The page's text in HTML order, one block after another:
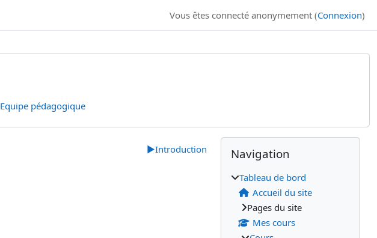
Vous êtes connecté anonymement (Connexion)
Equipe pédagogique
▶︎Introduction Blocs
Blocs
Passer Navigation
Navigation
Tableau de bord
Accueil du site
Pages du site
Mes cours